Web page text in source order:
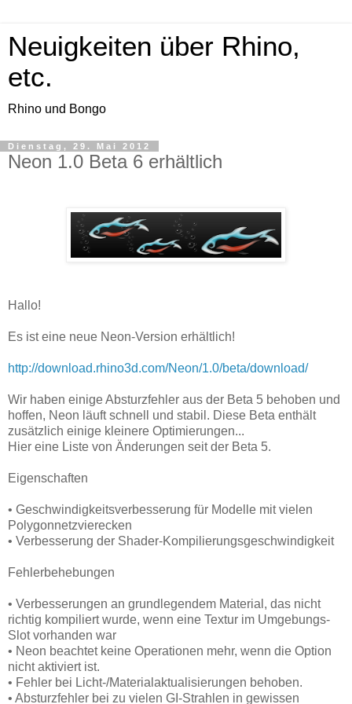
Neuigkeiten über Rhino,
etc.
Rhino und Bongo
Dienstag, 29. Mai 2012
Neon 1.0 Beta 6 erhältlich
Hallo!
Es ist eine neue Neon-Version erhältlich!
http://download.rhino3d.com/Neon/1.0/beta/download/
Wir haben einige Absturzfehler aus der Beta 5 behoben und
hoffen, Neon läuft schnell und stabil. Diese Beta enthält
zusätzlich einige kleinere Optimierungen...
Hier eine Liste von Änderungen seit der Beta 5.
Eigenschaften
• Geschwindigkeitsverbesserung für Modelle mit vielen
Polygonnetzvierecken
• Verbesserung der Shader-Kompilierungsgeschwindigkeit
Fehlerbehebungen
• Verbesserungen an grundlegendem Material, das nicht
richtig kompiliert wurde, wenn eine Textur im Umgebungs-
Slot vorhanden war
• Neon beachtet keine Operationen mehr, wenn die Option
nicht aktiviert ist.
• Fehler bei Licht-/Materialaktualisierungen behoben.
• Absturzfehler bei zu vielen GI-Strahlen in gewissen